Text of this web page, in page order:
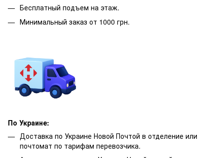
Бесплатный подъем на этаж.
Минимальный заказ от 1000 грн.
По Украине:
Доставка по Украине Новой Почтой в отделение или
почтомат по тарифам перевозчика.